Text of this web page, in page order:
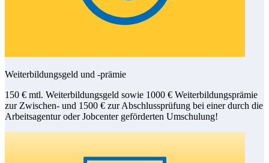
Weiterbildungsgeld und -prämie
150 € mtl. Weiterbildungsgeld sowie 1000 € Weiterbildungsprämie
zur Zwischen- und 1500 € zur Abschlussprüfung bei einer durch die
Arbeitsagentur oder Jobcenter geförderten Umschulung!